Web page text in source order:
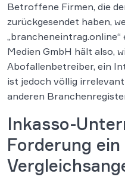
Betroffene Firmen, die
zurückgesendet haben,
„brancheneintrag.online“
Medien GmbH hält also,
Abofallenbetreiber, ein
ist jedoch völlig
anderen
Inkasso-
Forderung